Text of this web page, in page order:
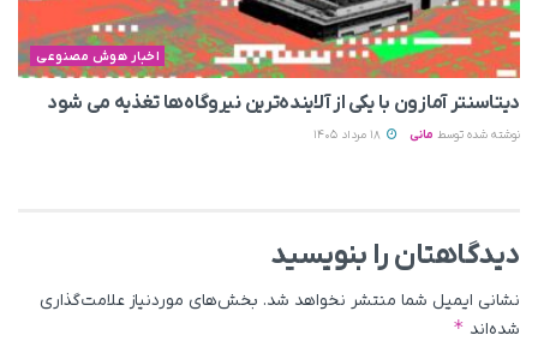
اخبار هوش مصنوعی
دیتاسنتر آمازون با یکی از آلاینده‌ترین نیروگاه‌ها تغذیه می‌ شود
نوشته شده توسط مانی
دیدگاهتان را بنویسید
نشانی ایمیل شما منتشر نخواهد شد. بخش‌های موردنیاز علامت‌گذاری
شده‌اند *